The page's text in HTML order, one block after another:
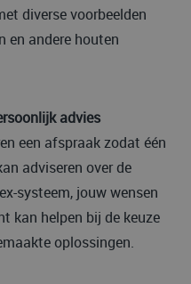
diverse voorbeelden
en andere houten
advies
een afspraak zodat één
adviseren over de
systeem, jouw wensen
kan helpen bij de keuze
oplossingen.